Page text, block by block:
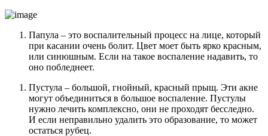
Папула – это воспалительный процесс на лице, который
при касании очень болит. Цвет моет быть ярко красным,
или синюшным. Если на такое воспаление надавить, то
оно побледнеет.
Пустула – большой, гнойный, красный прыщ. Эти акне
могут объединиться в большое воспаление. Пустулы
нужно лечить комплексно, они не проходят бесследно.
И если неправильно удалить это образование, то может
остаться рубец.